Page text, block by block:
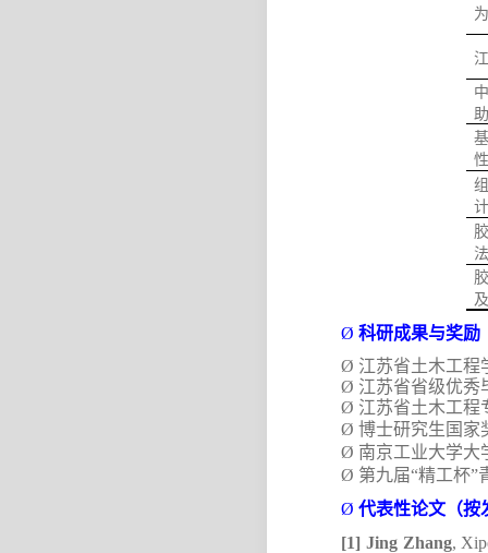
Ø 科研成果与奖励
Ø 江苏省土木工程
Ø 江苏省省级优秀
Ø 江苏省土木工程
Ø 博士研究生国家
Ø 南京工业大学大
Ø 第九届“精工杯”
Ø 代表性论文（按
[1] Jing Zhang,